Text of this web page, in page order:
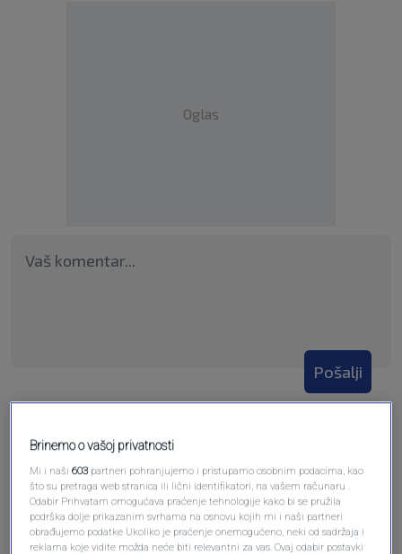
Oglas
Pošalji
Pošalji komentar
Brinemo o vašoj privatnosti
Mi i naši603 partneri pohranjujemo i pristupamo osobnim podacima, kao
što su pretraga web stranica ili lični identifikatori, na vašem računaru .
Odabir Prihvatam omogućava praćenje tehnologije kako bi se pružila
podrška dolje prikazanim svrhama na osnovu kojih mi i naši partneri
obrađujemo podatke Ukoliko je praćenje onemogućeno, neki od sadržaja i
reklama koje vidite možda neće biti relevantni za vas. Ovaj odabir postavki